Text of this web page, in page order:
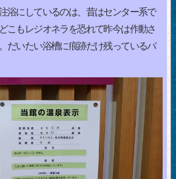
浴にしているのは、昔はセンター系で
こもレジオネラを恐れて昨今は作動さ
だいたい浴槽に痕跡だけ残っているパ